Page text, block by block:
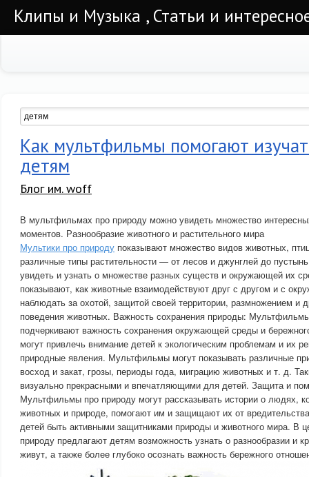
Клипы и Музыка , Статьи и
Как мультфильмы помогают
детям
Блог им. woff
В мультфильмах про природу можно увидеть множество
моментов. Разнообразие животного и растительного мира
Мультики про природу показывают множество видов животных,
различные типы растительности — от лесов и джунглей до
увидеть и узнать о множестве разных существ и окружающей их
показывают, как животные взаимодействуют друг с другом и с
наблюдать за охотой, защитой своей территории, размножением и
поведения животных. Важность сохранения природы:
подчеркивают важность сохранения окружающей среды и
могут привлечь внимание детей к экологическим проблемам и их
природные явления. Мультфильмы могут показывать различные
восход и закат, грозы, периоды года, миграцию животных и т. д.
визуально прекрасными и впечатляющими для детей. Защита и
Мультфильмы про природу могут рассказывать истории о людях,
животных и природе, помогают им и защищают их от
детей быть активными защитниками природы и животного мира. В
природу предлагают детям возможность узнать о разнообразии и
живут, а также более глубоко осознать важность бережного